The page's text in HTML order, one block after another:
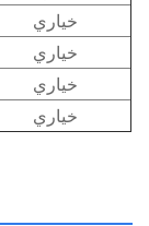
خياري
خياري
خياري
خياري